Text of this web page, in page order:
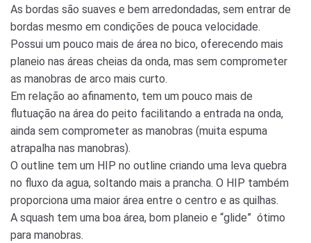
As bordas são suaves e bem arredondadas, sem entrar de
bordas mesmo em condições de pouca velocidade.
Possui um pouco mais de área no bico, oferecendo mais
planeio nas áreas cheias da onda, mas sem comprometer
as manobras de arco mais curto.
Em relação ao afinamento, tem um pouco mais de
flutuação na área do peito facilitando a entrada na onda,
ainda sem comprometer as manobras (muita espuma
atrapalha nas manobras).
O outline tem um HIP no outline criando uma leva quebra
no fluxo da agua, soltando mais a prancha. O HIP também
proporciona uma maior área entre o centro e as quilhas.
A squash tem uma boa área, bom planeio e “glide” ótimo
para manobras.